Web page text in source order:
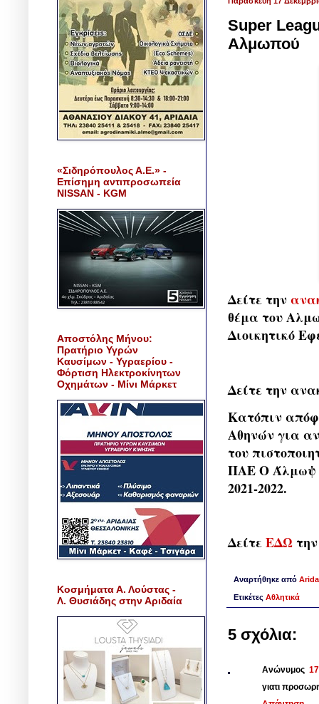
Super
Αλμωπού
Δείτε την
θέμα του
Διοικητικό
Δείτε την
Κατόπιν
Αθηνών για
του
ΠΑΕ Ο Άλμωψ
2021-2022.
ΔείτεΕΔΩ
Αναρτήθηκε από
Ετικέτες Αθλητικά
5 σχόλια:
Ανώνυμος
γιατι
«Σιδηρόπουλος Α.Ε.» -
Επίσημη αντιπροσωπεία
NISSAN - KGM
Αποστόλης Μήνου:
Πρατήριο Υγρών
Καυσίμων - Υγραερίου -
Φόρτιση Ηλεκτροκίνητων
Οχημάτων - Μίνι Μάρκετ
Κοσμήματα Α. Λούστας -
Λ. Θυσιάδης στην Αριδαία